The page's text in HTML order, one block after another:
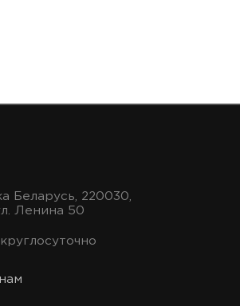
Беларусь, 220030,
Ленина 50